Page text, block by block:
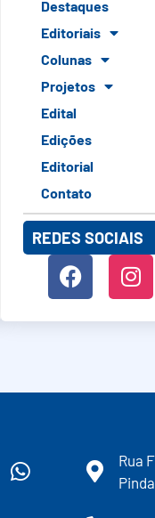
Destaques
Editoriais
Colunas
Projetos
Edital
Edições
Editorial
Contato
REDES SOCIAIS
Rua